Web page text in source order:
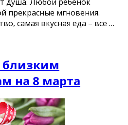
прекрасные мгновения.
самая вкусная еда – все …
близким
на 8 марта